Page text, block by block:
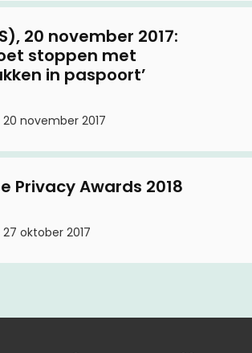
20 november 2017:
stoppen met
in paspoort’
20 november 2017
Privacy Awards 2018
27 oktober 2017